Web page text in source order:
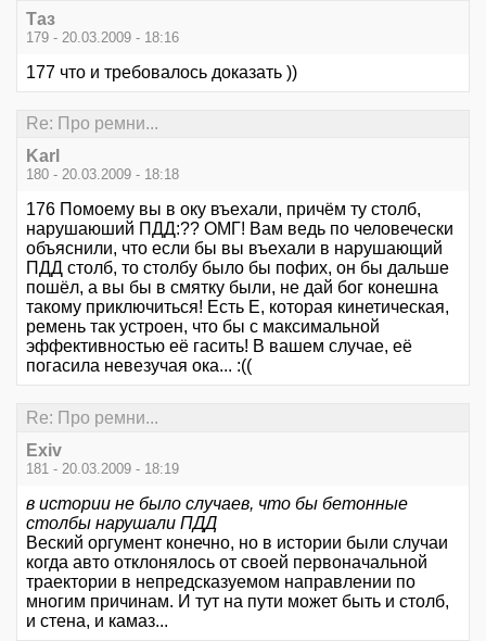
Таз
179 - 20.03.2009 - 18:16
177 что и требовалось доказать ))
Re: Про ремни...
Karl
180 - 20.03.2009 - 18:18
176 Помоему вы в оку въехали, причём ту столб,
нарушаюший ПДД:?? ОМГ! Вам ведь по человечески
объяснили, что если бы вы въехали в нарушающий
ПДД столб, то столбу было бы пофих, он бы дальше
пошёл, а вы бы в смятку были, не дай бог конешна
такому приключиться! Есть Е, которая кинетическая,
ремень так устроен, что бы с максимальной
эффективностью её гасить! В вашем случае, её
погасила невезучая ока... :((
Re: Про ремни...
Exiv
181 - 20.03.2009 - 18:19
в истории не было случаев, что бы бетонные
столбы нарушали ПДД
Веский оргумент конечно, но в истории были случаи
когда авто отклонялось от своей первоначальной
траектории в непредсказуемом направлении по
многим причинам. И тут на пути может быть и столб,
и стена, и камаз...